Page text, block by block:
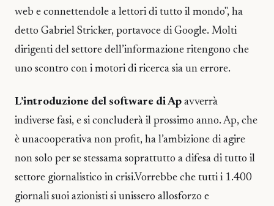
web e connettendole a lettori di tutto il mondo", ha
detto Gabriel Stricker, portavoce di Google. Molti
dirigenti del settore dell’informazione ritengono che
uno scontro con i motori di ricerca sia un errore.
L’introduzione del software di Ap avverrà
indiverse fasi, e si concluderà il prossimo anno. Ap, che
è unacooperativa non profit, ha l’ambizione di agire
non solo per se stessama soprattutto a difesa di tutto il
settore giornalistico in crisi.Vorrebbe che tutti i 1.400
giornali suoi azionisti si unissero allosforzo e